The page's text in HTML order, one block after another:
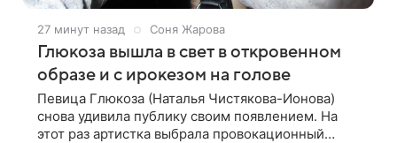
27 минут назад Соня Жарова
Глюкоза вышла в свет в откровенном
образе и с ирокезом на голове
Певица Глюкоза (Наталья Чистякова-Ионова)
снова удивила публику своим появлением. На
этот раз артистка выбрала провокационный